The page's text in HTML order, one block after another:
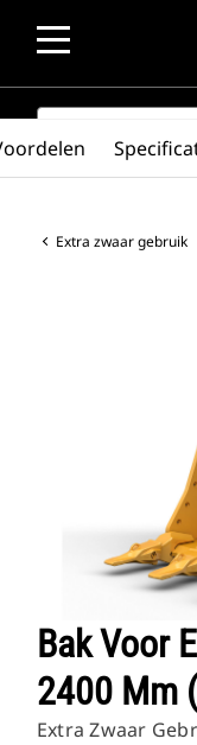
SEARCH
Extra zwaar gebruik
Bak Voor
2400 Mm
Extra Zwaar